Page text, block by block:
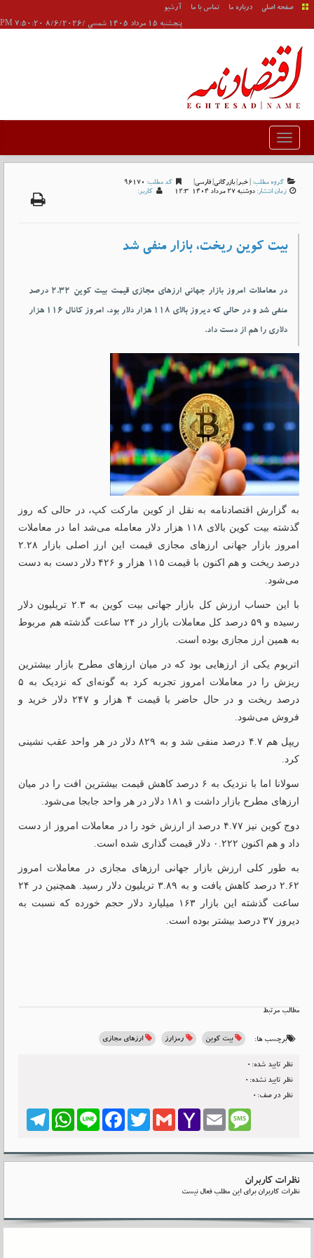
صفحه اصلی درباره ما تماس با ما
آرشیو
پنجشنبه 15 مرداد 1405 شمسی /8/6/2026 7:50:20 PM
گروه مطلب: | خبر| بازرگانی| فارسی| کد مطلب: 96170
زمان انتشار: دوشنبه 27 مرداد 1404-12:3 کاربر:
بیت کوین ریخت، بازار منفی شد
در معاملات امروز بازار جهانی ارزهای مجازی قیمت بیت کوین ۲.۳۲ درصد
منفی شد و در حالی که دیروز بالای ۱۱۸ هزار دلار بود، امروز کانال ۱۱۶ هزار
دلاری را هم از دست داد.
به گزارش اقتصادنامه به نقل از کوین مارکت کپ، در حالی که روز
گذشته بیت کوین بالای ۱۱۸ هزار دلار معامله می‌شد اما در معاملات
امروز بازار جهانی ارزهای مجازی قیمت این ارز اصلی بازار ۲.۲۸
درصد ریخت و هم اکنون با قیمت ۱۱۵ هزار و ۴۲۶ دلار دست به دست
می‌شود.
با این حساب ارزش کل بازار جهانی بیت کوین به ۲.۳ تریلیون دلار
رسیده و ۵۹ درصد کل معاملات بازار در ۲۴ ساعت گذشته هم مربوط
به همین ارز مجازی بوده است.
اتریوم یکی از ارزهایی بود که در میان ارزهای مطرح بازار بیشترین
ریزش را در معاملات امروز تجربه کرد به گونه‌ای که نزدیک به ۵
درصد ریخت و در حال حاضر با قیمت ۴ هزار و ۲۴۷ دلار خرید و
فروش می‌شود.
ریپل
هم ۴.۷ درصد منفی شد و به ۸۲۹ دلار در هر واحد عقب نشینی
کرد.
سولانا اما با نزدیک به ۶ درصد کاهش قیمت بیشترین افت را در میان
ارزهای مطرح بازار داشت و ۱۸۱ دلار در هر واحد جابجا می‌شود.
دوج
کوین نیز ۴.۷۷ درصد از ارزش خود را در معاملات امروز از دست
داد و هم اکنون ۰.۲۲۲ دلار قیمت گذاری شده است.
به طور کلی ارزش بازار جهانی ارزهای مجازی در معاملات امروز
۲.۶۲ درصد کاهش یافت و به ۳.۸۹ تریلیون دلار رسید. همچنین در ۲۴
ساعت گذشته این بازار ۱۶۳ میلیارد دلار حجم خورده که نسبت به
دیروز ۳۷ درصد بیشتر بوده است.
مطالب مرتبط
برچسب ها: بیت کوین رمزارز ارزهای مجازی
نظر تایید شده:0
نظر تایید نشده:0
نظر در صف:0
TelegramWhatsApp LineFacebook Twitter Gmail
Yahoo
Email Message
نظرات کاربران
نظرات کاربران برای این مطلب فعال نیست